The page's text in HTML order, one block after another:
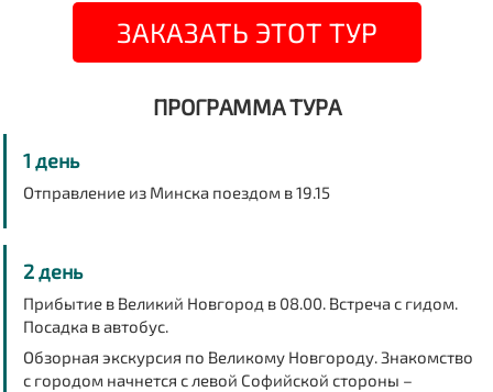
ЗАКАЗАТЬ ЭТОТ ТУР
ПРОГРАММА ТУРА
1 день
Отправление из Минска поездом в 19.15
2 день
Прибытие в Великий Новгород в 08.00. Встреча с гидом.
Посадка в автобус.
Обзорная экскурсия по Великому Новгороду. Знакомство
с городом начнется с левой Софийской стороны –